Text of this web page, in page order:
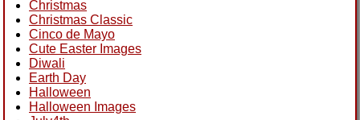
Christmas
Christmas Classic
Cinco de Mayo
Cute Easter Images
Diwali
Earth Day
Halloween
Halloween Images